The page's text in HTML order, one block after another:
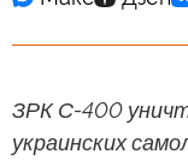
ЗРК С-400
украинских